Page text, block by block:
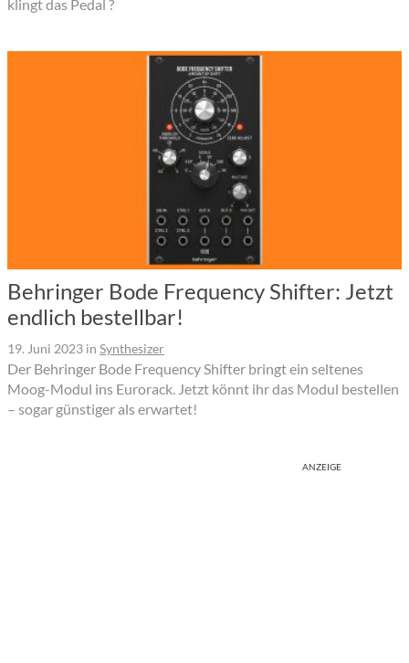
klingt das Pedal ?
Behringer Bode Frequency Shifter: Jetzt
endlich bestellbar!
19. Juni 2023 in Synthesizer
Der Behringer Bode Frequency Shifter bringt ein seltenes
Moog-Modul ins Eurorack. Jetzt könnt ihr das Modul bestellen
– sogar günstiger als erwartet!
ANZEIGE